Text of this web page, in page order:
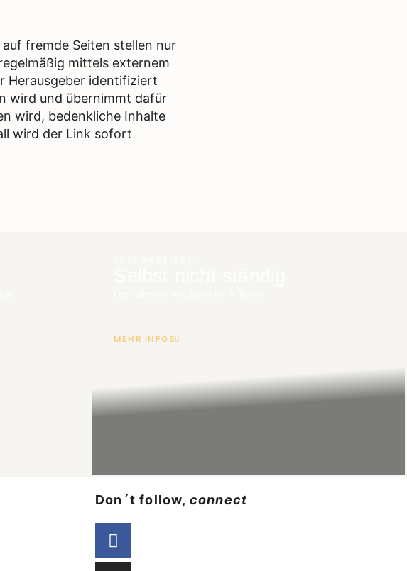
fremde Seiten stellen nur
mittels externem
Herausgeber identifiziert
wird und übernimmt dafür
wird, bedenkliche Inhalte
wird der Link sofort
MEHR INFOS
Don´t follow, connect